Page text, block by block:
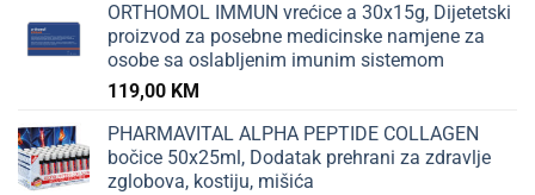
ORTHOMOL IMMUN vrećice a 30x15g, Dijetetski
proizvod za posebne medicinske namjene za
osobe sa oslabljenim imunim sistemom
119,00 KM
PHARMAVITAL ALPHA PEPTIDE COLLAGEN
bočice 50x25ml, Dodatak prehrani za zdravlje
zglobova, kostiju, mišića